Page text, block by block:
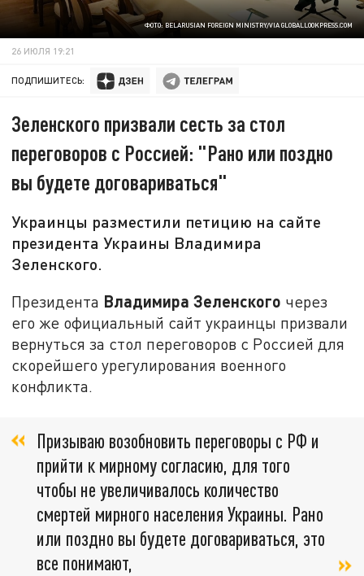
ФОТО: BELARUSIAN FOREIGN MINISTRY/VIA GLOBALLOOKPRESS.COM
26 ИЮЛЯ 19:21
ПОДПИШИТЕСЬ:
Зеленского призвали сесть за стол
переговоров с Россией: "Рано или поздно
вы будете договариваться"
Украинцы разместили петицию на сайте
президента Украины Владимира
Зеленского.
Президента Владимира Зеленского через
его же официальный сайт украинцы призвали
вернуться за стол переговоров с Россией для
скорейшего урегулирования военного
конфликта.
Призываю возобновить переговоры с РФ и
прийти к мирному согласию, для того
чтобы не увеличивалось количество
смертей мирного населения Украины. Рано
или поздно вы будете договариваться, это
все понимают,